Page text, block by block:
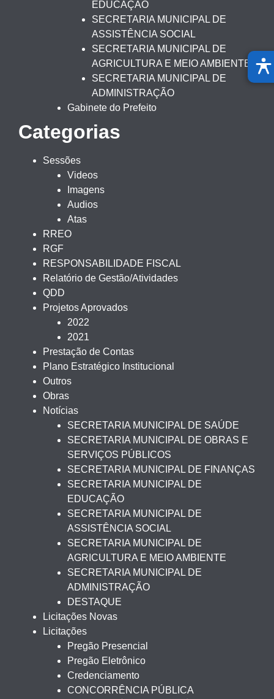
EDUCAÇÃO
SECRETARIA MUNICIPAL DE
ASSISTÊNCIA SOCIAL
SECRETARIA MUNICIPAL DE
AGRICULTURA E MEIO AMBIENTE
SECRETARIA MUNICIPAL DE
ADMINISTRAÇÃO
Gabinete do Prefeito
Categorias
Sessões
Videos
Imagens
Audios
Atas
RREO
RGF
RESPONSABILIDADE FISCAL
Relatório de Gestão/Atividades
QDD
Projetos Aprovados
2022
2021
Prestação de Contas
Plano Estratégico Institucional
Outros
Obras
Notícias
SECRETARIA MUNICIPAL DE SAÚDE
SECRETARIA MUNICIPAL DE OBRAS E
SERVIÇOS PÚBLICOS
SECRETARIA MUNICIPAL DE FINANÇAS
SECRETARIA MUNICIPAL DE
EDUCAÇÃO
SECRETARIA MUNICIPAL DE
ASSISTÊNCIA SOCIAL
SECRETARIA MUNICIPAL DE
AGRICULTURA E MEIO AMBIENTE
SECRETARIA MUNICIPAL DE
ADMINISTRAÇÃO
DESTAQUE
Licitações Novas
Licitações
Pregão Presencial
Pregão Eletrônico
Credenciamento
CONCORRÊNCIA PÚBLICA